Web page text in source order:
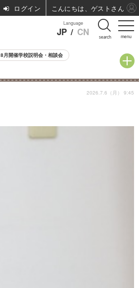
menu
Language
JP / CN search
8月開催学校説明会・相談会
2026.7.6（月） 9:45
ログイン こんにちは、ゲストさん